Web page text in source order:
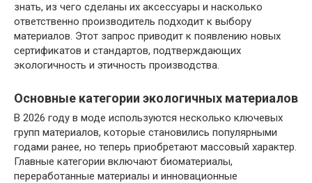
знать, из чего сделаны их аксессуары и насколько
ответственно производитель подходит к выбору
материалов. Этот запрос приводит к появлению новых
сертификатов и стандартов, подтверждающих
экологичность и этичность производства.
Основные категории экологичных материалов
В 2026 году в моде используются несколько ключевых
групп материалов, которые становились популярными
годами ранее, но теперь приобретают массовый характер.
Главные категории включают биоматериалы,
переработанные материалы и инновационные